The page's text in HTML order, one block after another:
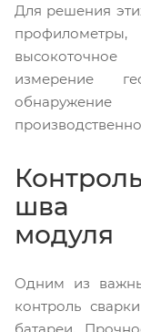
Для решения
измерение
шва
модуля
Одним из
контроль